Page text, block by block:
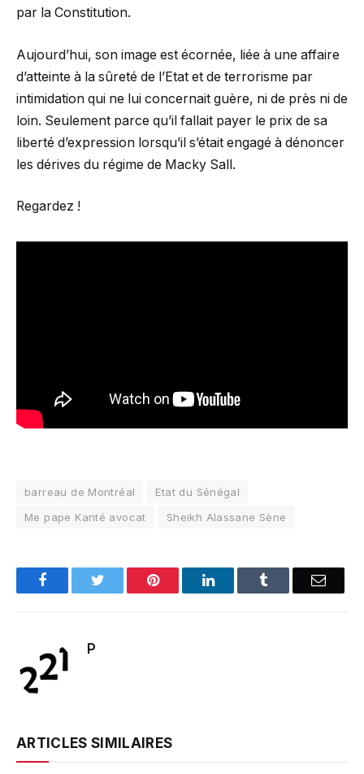
par la Constitution.
Aujourd’hui, son image est écornée, liée à une affaire
d’atteinte à la sûreté de l’Etat et de terrorisme par
intimidation qui ne lui concernait guère, ni de près ni de
loin. Seulement parce qu’il fallait payer le prix de sa
liberté d’expression lorsqu’il s’était engagé à dénoncer
les dérives du régime de Macky Sall.
Regardez !
barreau de Montréal
Etat du Sénégal
Me pape Kanté avocat
Sheikh Alassane Sène
FacebookTwitter Pinterest LinkedInTumblr Email
P
ARTICLES SIMILAIRES